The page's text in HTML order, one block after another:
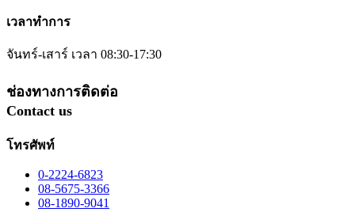
เวลาทำการ
จันทร์-เสาร์ เวลา 08:30-17:30
ช่องทางการติดต่อ
Contact us
โทรศัพท์
0-2224-6823
08-5675-3366
08-1890-9041